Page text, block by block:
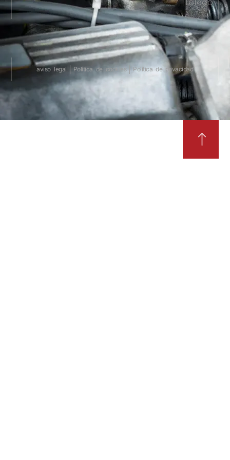
Toledo
aviso legal Política de cookies Política de privacidad